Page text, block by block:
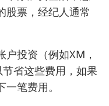
股票，经纪人通常
户投资（例如XM ，
省这些费用，如果
笔费用。